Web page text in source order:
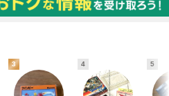
3 4 5